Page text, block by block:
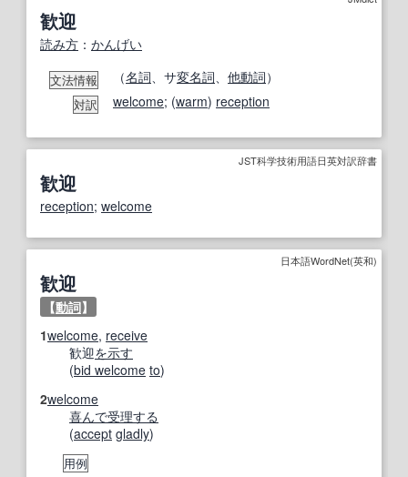
歓迎
読み方 ： かんげい
文法情報 （名詞、サ変名詞、 他動詞）
対訳 welcome; (warm) reception
JST科学技術用語日英対訳辞書
歓迎
reception; welcome
日本語WordNet(英和)
歓迎
【動詞】
1welcome, receive
歓迎を示す
(bid welcome to)
2welcome
喜んで受理する
(accept gladly)
用例